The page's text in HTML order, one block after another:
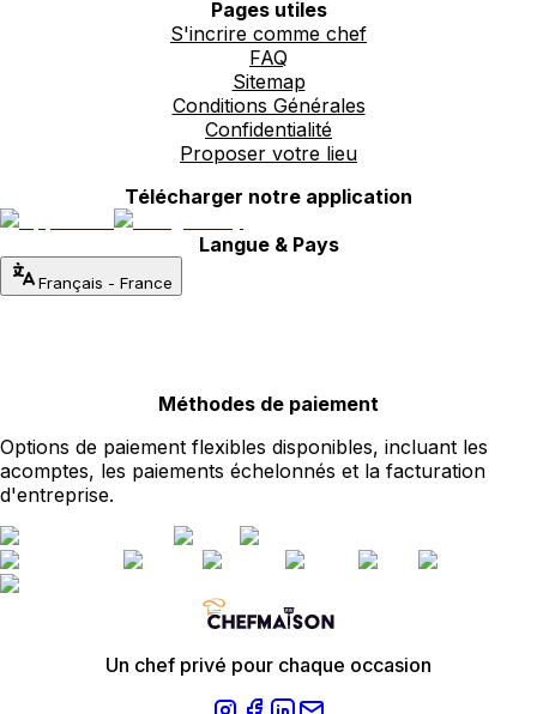
Pages utiles
S'incrire comme chef
FAQ
Sitemap
Conditions Générales
Confidentialité
Proposer votre lieu
Télécharger notre application
Langue & Pays
Français - France
Méthodes de paiement
Options de paiement flexibles disponibles, incluant les
acomptes, les paiements échelonnés et la facturation
d'entreprise.
Un chef privé pour chaque occasion